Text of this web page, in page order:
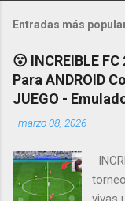
Entradas más
😮 INCREIBLE
Para ANDROID
JUEGO -
-marzo 08, 2026